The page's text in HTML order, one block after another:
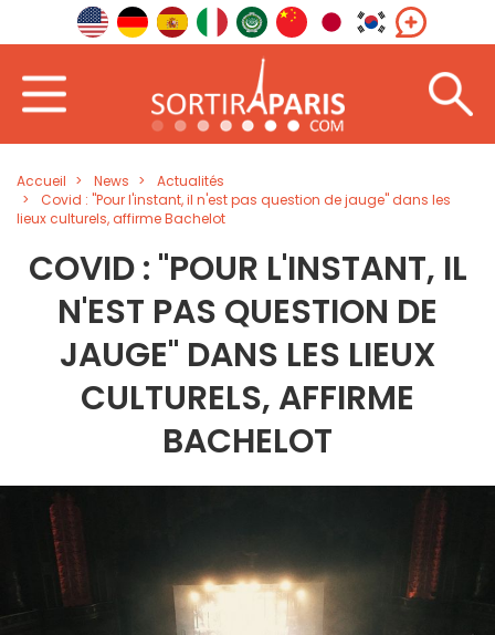
Accueil News
Actualités
Covid : "Pour l'instant, il n'est pas question de jauge" dans les
lieux culturels, affirme Bachelot
COVID : "POUR L'INSTANT, IL
N'EST PAS QUESTION DE
JAUGE" DANS LES LIEUX
CULTURELS, AFFIRME
BACHELOT